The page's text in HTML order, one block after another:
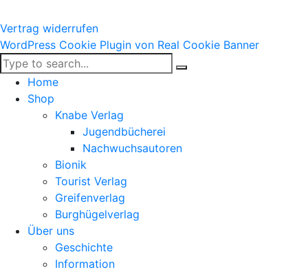
Vertrag widerrufen
WordPress Cookie Plugin von Real Cookie Banner
Home
Shop
Knabe Verlag
Jugendbücherei
Nachwuchsautoren
Bionik
Tourist Verlag
Greifenverlag
Burghügelverlag
Über uns
Geschichte
Information